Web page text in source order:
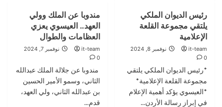
رئيس
الديوان
ويتفقد
مبادرات
ملكية
بمحافظة
إربد
عن
الملك
وولي
العهد….
العيسوي
آل
الشريقي
والقاسم
رئيس الديوان الملكي
يلتقي مجموعة القلعة
الإعلامية
it-team
نوفمبر 8, 2024
0
*رئيس الديوان الملكي يلتقي
مجموعة القلعة الإعلامية*
*العيسوي يؤكد أهمية الإعلام
في إبراز رسالة الأردن...
مندوبا عن الملك وولي
العهد.. العيسوي يعزي
العظامات والطوال
it-team
نوفمبر 7, 2024
0
مندوبا عن جلالة الملك عبدالله
الثاني، وسمو الأمير الحسين
بن عبدالله الثاني، ولي العهد،
قدم...